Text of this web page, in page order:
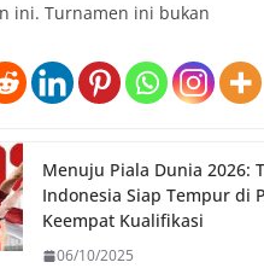
ini. Turnamen ini bukan
Menuju Piala Dunia 2026:
Indonesia Siap Tempur di
Keempat Kualifikasi
06/10/2025